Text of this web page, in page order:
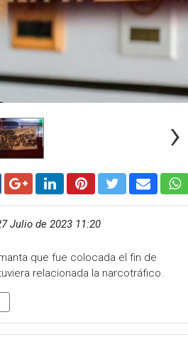
›
Julio de 2023 11:20
que fue colocada el fin de
relacionada la narcotráfico.
de la Fiscalía General del Estado